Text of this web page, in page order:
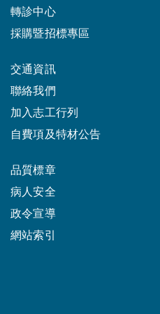
轉診中心
採購暨招標專區
交通資訊
聯絡我們
加入志工行列
自費項及特材公告
品質標章
病人安全
政令宣導
網站索引